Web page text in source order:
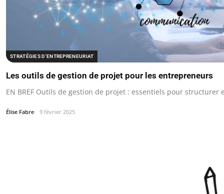
STRATÉGIES D'ENTREPRENEURIAT
Les outils de gestion de projet pour les entrepreneurs
EN BREF Outils de gestion de projet : essentiels pour structurer
Élise Fabre 9 février 2025